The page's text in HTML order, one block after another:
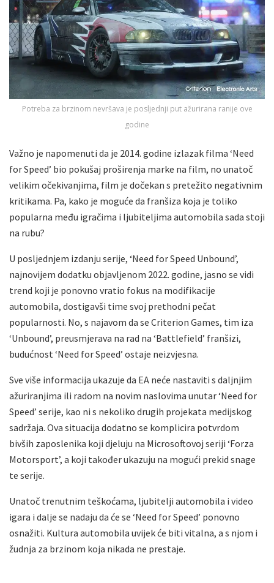
Potreba za brzinom nevršava je posljednji put ažurirana ranije ove
godine
Važno je napomenuti da je 2014. godine izlazak filma ‘Need
for Speed’ bio pokušaj proširenja marke na film, no unatoč
velikim očekivanjima, film je dočekan s pretežito negativnim
kritikama. Pa, kako je moguće da franšiza koja je toliko
popularna među igračima i ljubiteljima automobila sada stoji
na rubu?
U posljednjem izdanju serije, ‘Need for Speed Unbound’,
najnovijem dodatku objavljenom 2022. godine, jasno se vidi
trend koji je ponovno vratio fokus na modifikacije
automobila, dostigavši time svoj prethodni pečat
popularnosti. No, s najavom da se Criterion Games, tim iza
‘Unbound’, preusmjerava na rad na ‘Battlefield’ franšizi,
budućnost ‘Need for Speed’ ostaje neizvjesna.
Sve više informacija ukazuje da EA neće nastaviti s daljnjim
ažuriranjima ili radom na novim naslovima unutar ‘Need for
Speed’ serije, kao ni s nekoliko drugih projekata medijskog
sadržaja. Ova situacija dodatno se komplicira potvrdom
bivših zaposlenika koji djeluju na Microsoftovoj seriji ‘Forza
Motorsport’, a koji također ukazuju na mogući prekid snage
te serije.
Unatoč trenutnim teškoćama, ljubitelji automobila i video
igara i dalje se nadaju da će se ‘Need for Speed’ ponovno
osnažiti. Kultura automobila uvijek će biti vitalna, a s njom i
žudnja za brzinom koja nikada ne prestaje.